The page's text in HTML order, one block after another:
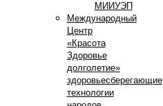
МИИУЭП
Международный
Центр
«Красота
Здоровье
долголетие»
здоровьесберегающие
технологии